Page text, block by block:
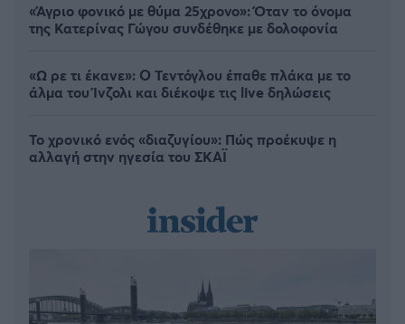
«Άγριο φονικό με θύμα 25χρονο»: Όταν το όνομα
της Κατερίνας Γώγου συνδέθηκε με δολοφονία
«Ω ρε τι έκανε»: Ο Τεντόγλου έπαθε πλάκα με το
άλμα του Ίνζολι και διέκοψε τις live δηλώσεις
Το χρονικό ενός «διαζυγίου»: Πώς προέκυψε η
αλλαγή στην ηγεσία του ΣΚΑΪ